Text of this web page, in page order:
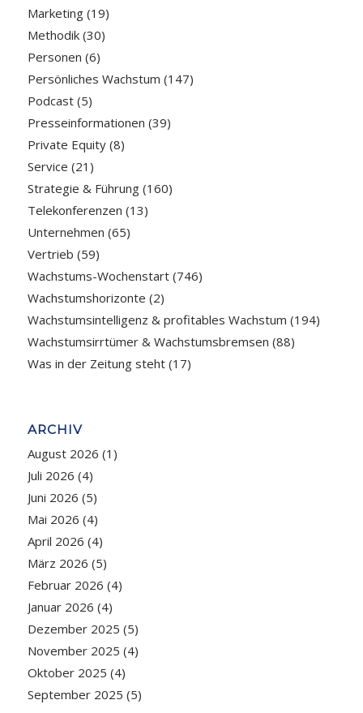
Marketing(19)
Methodik(30)
Personen (6)
Persönliches Wachstum (147)
Podcast(5)
Presseinformationen (39)
Private Equity(8)
Service (21)
Strategie & Führung(160)
Telekonferenzen (13)
Unternehmen (65)
Vertrieb (59)
Wachstums-Wochenstart(746)
Wachstumshorizonte (2)
Wachstumsintelligenz & profitables Wachstum (194)
Wachstumsirrtümer & Wachstumsbremsen (88)
Was in der Zeitung steht(17)
ARCHIV
August 2026 (1)
Juli 2026 (4)
Juni 2026 (5)
Mai 2026 (4)
April 2026 (4)
März 2026 (5)
Februar 2026 (4)
Januar 2026 (4)
Dezember 2025 (5)
November 2025 (4)
Oktober 2025 (4)
September 2025 (5)